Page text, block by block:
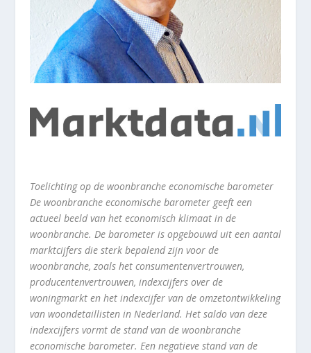
Toelichting op de woonbranche economische barometer
De woonbranche economische barometer geeft een
actueel beeld van het economisch klimaat in de
woonbranche. De barometer is opgebouwd uit een aantal
marktcijfers die sterk bepalend zijn voor de
woonbranche, zoals het consumentenvertrouwen,
producentenvertrouwen, indexcijfers over de
woningmarkt en het indexcijfer van de omzetontwikkeling
van woondetaillisten in Nederland. Het saldo van deze
indexcijfers vormt de stand van de woonbranche
economische barometer. Een negatieve stand van de